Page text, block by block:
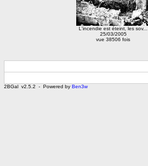
L'incendie est éteint, les sov...
25/03/2005
vue 38506 fois
2BGal v2.5.2 - Powered by Ben3w